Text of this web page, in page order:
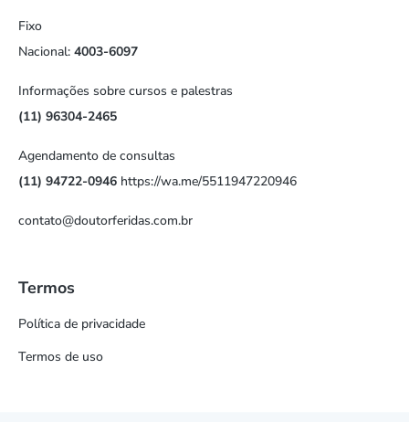
Fixo
Nacional: 4003-6097
Informações sobre cursos e palestras
(11) 96304-2465
Agendamento de consultas
(11) 94722-0946 https://wa.me/5511947220946
contato@doutorferidas.com.br
Termos
Política de privacidade
Termos de uso